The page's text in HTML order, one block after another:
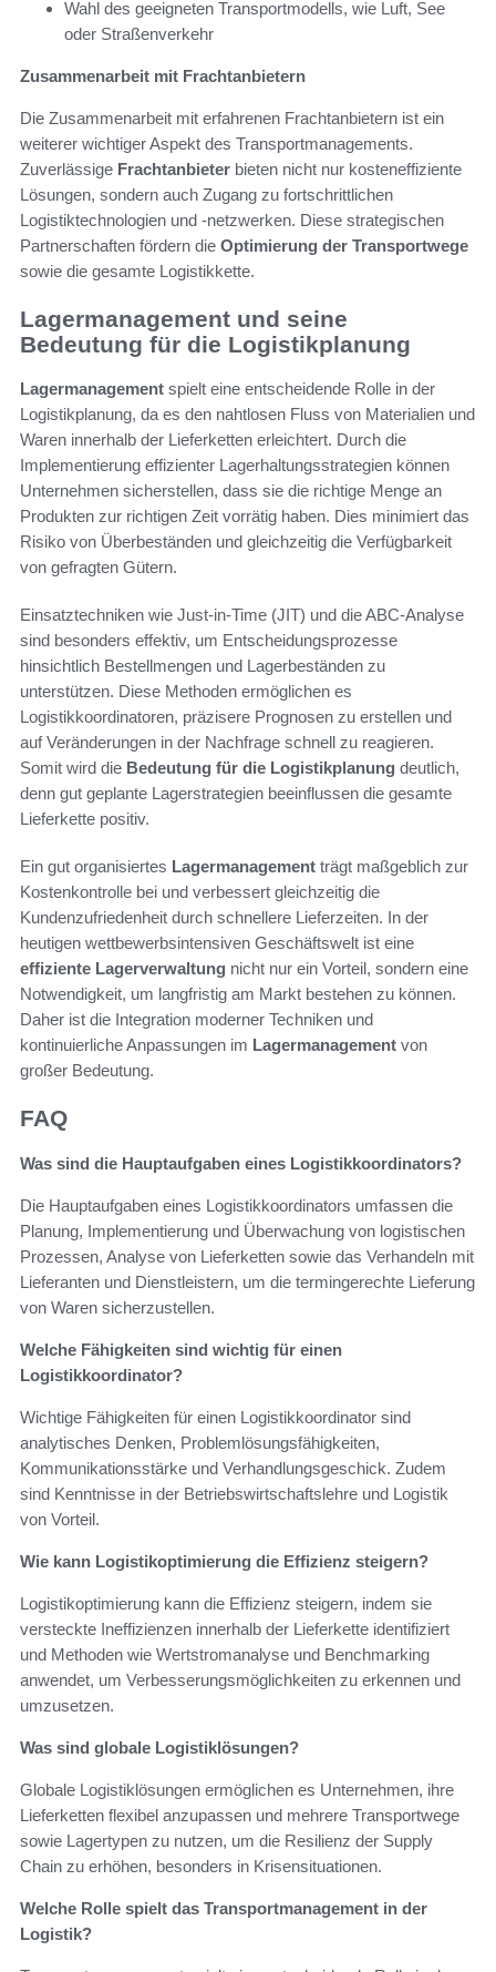
Wahl des geeigneten Transportmodells, wie Luft, See
oder Straßenverkehr
Zusammenarbeit mit Frachtanbietern
Die Zusammenarbeit mit erfahrenen Frachtanbietern ist ein
weiterer wichtiger Aspekt des Transportmanagements.
Zuverlässige Frachtanbieter bieten nicht nur kosteneffiziente
Lösungen, sondern auch Zugang zu fortschrittlichen
Logistiktechnologien und -netzwerken. Diese strategischen
Partnerschaften fördern die Optimierung der Transportwege
sowie die gesamte Logistikkette.
Lagermanagement und seine
Bedeutung für die Logistikplanung
Lagermanagement spielt eine entscheidende Rolle in der
Logistikplanung, da es den nahtlosen Fluss von Materialien und
Waren innerhalb der Lieferketten erleichtert. Durch die
Implementierung effizienter Lagerhaltungsstrategien können
Unternehmen sicherstellen, dass sie die richtige Menge an
Produkten zur richtigen Zeit vorrätig haben. Dies minimiert das
Risiko von Überbeständen und gleichzeitig die Verfügbarkeit
von gefragten Gütern.
Einsatztechniken wie Just-in-Time (JIT) und die ABC-Analyse
sind besonders effektiv, um Entscheidungsprozesse
hinsichtlich Bestellmengen und Lagerbeständen zu
unterstützen. Diese Methoden ermöglichen es
Logistikkoordinatoren, präzisere Prognosen zu erstellen und
auf Veränderungen in der Nachfrage schnell zu reagieren.
Somit wird die Bedeutung für die Logistikplanung deutlich,
denn gut geplante Lagerstrategien beeinflussen die gesamte
Lieferkette positiv.
Ein gut organisiertes Lagermanagement trägt maßgeblich zur
Kostenkontrolle bei und verbessert gleichzeitig die
Kundenzufriedenheit durch schnellere Lieferzeiten. In der
heutigen wettbewerbsintensiven Geschäftswelt ist eine
effiziente Lagerverwaltung nicht nur ein Vorteil, sondern eine
Notwendigkeit, um langfristig am Markt bestehen zu können.
Daher ist die Integration moderner Techniken und
kontinuierliche Anpassungen im Lagermanagement von
großer Bedeutung.
FAQ
Was sind die Hauptaufgaben eines Logistikkoordinators?
Die Hauptaufgaben eines Logistikkoordinators umfassen die
Planung, Implementierung und Überwachung von logistischen
Prozessen, Analyse von Lieferketten sowie das Verhandeln mit
Lieferanten und Dienstleistern, um die termingerechte Lieferung
von Waren sicherzustellen.
Welche Fähigkeiten sind wichtig für einen
Logistikkoordinator?
Wichtige Fähigkeiten für einen Logistikkoordinator sind
analytisches Denken, Problemlösungsfähigkeiten,
Kommunikationsstärke und Verhandlungsgeschick. Zudem
sind Kenntnisse in der Betriebswirtschaftslehre und Logistik
von Vorteil.
Wie kann Logistikoptimierung die Effizienz steigern?
Logistikoptimierung kann die Effizienz steigern, indem sie
versteckte Ineffizienzen innerhalb der Lieferkette identifiziert
und Methoden wie Wertstromanalyse und Benchmarking
anwendet, um Verbesserungsmöglichkeiten zu erkennen und
umzusetzen.
Was sind globale Logistiklösungen?
Globale Logistiklösungen ermöglichen es Unternehmen, ihre
Lieferketten flexibel anzupassen und mehrere Transportwege
sowie Lagertypen zu nutzen, um die Resilienz der Supply
Chain zu erhöhen, besonders in Krisensituationen.
Welche Rolle spielt das Transportmanagement in der
Logistik?